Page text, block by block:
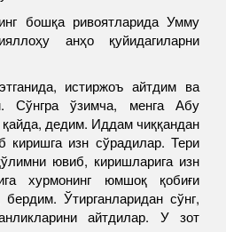
бошқа ривоятларида Умму
анҳо қуйидагиларни
истиржоъ айтдим ва
Сўнгра ўзимча, менга Абу
дедим. Иддам чиққандан
киришга изн сўрадилар. Тери
ювиб, киришларига изн
хурмонинг юмшоқ қобиғи
бердим. Ўтирганларидан сўнг,
айтдилар. У зот